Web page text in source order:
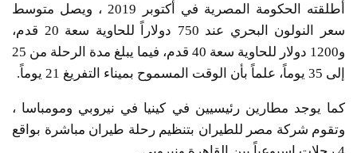
أطلقته الحكومة المصرية في أكتوبر 2019 ، ويصل متوسط
سعر النولون البحري عند 750 دولاراً للحاوية سعة 20 قدم،
و1200 دولار للحاوية سعة 40 قدم، فيما يبلغ مدة الرحلة من 25
إلى 35 يوماً، علماً بأن الوقت المسموح بميناء التفريغ 21 يوماً.
كما يوجد مطارين رئيسيين في كينيا في نيروبي ومومباسا ،
وتقوم شركة مصر للطيران بتنظيم رحلة طيران مباشرة بواقع